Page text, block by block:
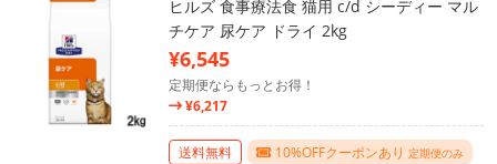
ヒルズ 食事療法食 猫用 c/d シーディー マル
チケア 尿ケア ドライ 2kg
¥6,545
定期便ならもっとお得！
¥6,217
送料無料 10%OFFクーポンあり 定期便のみ